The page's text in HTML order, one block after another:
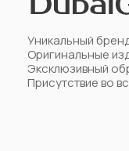
Уникальный
Оригинальные
Эксклюзивный
Присутствие во